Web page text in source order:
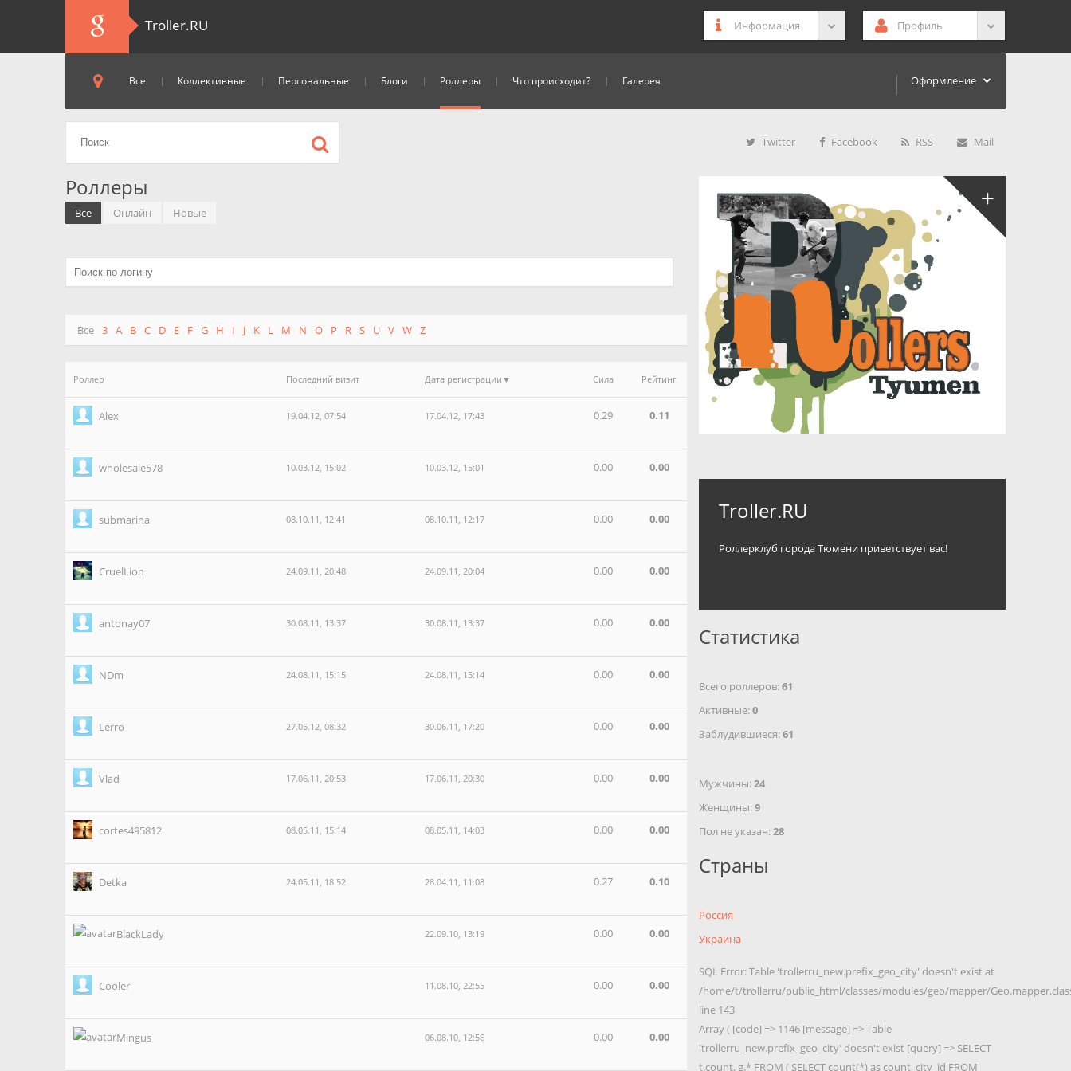
Troller.RU Информация Профиль
Все Коллективные Персональные Блоги Роллеры Что происходит? Галерея Оформление
Twitter Facebook RSS Mail
Роллеры
Все Онлайн Новые
Все 3 A B C D E F G H I J K L M N O P R S U V W Z
Роллер Последний визит Дата регистрации Сила Рейтинг
Alex 19.04.12, 07:54 17.04.12, 17:43 0.29 0.11
wholesale578 10.03.12, 15:02 10.03.12, 15:01 0.00 0.00
submarina 08.10.11, 12:41 08.10.11, 12:17 0.00 0.00
CruelLion 24.09.11, 20:48 24.09.11, 20:04 0.00 0.00
antonay07 30.08.11, 13:37 30.08.11, 13:37 0.00 0.00
NDm 24.08.11, 15:15 24.08.11, 15:14 0.00 0.00
Lerro 27.05.12, 08:32 30.06.11, 17:20 0.00 0.00
Vlad 17.06.11, 20:53 17.06.11, 20:30 0.00 0.00
cortes495812 08.05.11, 15:14 08.05.11, 14:03 0.00 0.00
Detka 24.05.11, 18:52 28.04.11, 11:08 0.27 0.10
BlackLady 22.09.10, 13:19 0.00 0.00
Cooler 11.08.10, 22:55 0.00 0.00
Mingus 06.08.10, 12:56 0.00 0.00
Troller.RU
Роллерклуб города Тюмени приветствует вас!
Статистика
Всего роллеров:61
Активные:0
Заблудившиеся:61
Мужчины:24
Женщины:9
Пол не указан:28
Страны
Россия
Украина
SQL Error: Table 'trollerru_new.prefix_geo_city' doesn't exist at
/home/t/trollerru/public_html/classes/modules/geo/mapper/
line 143
Array ( [code] => 1146 [message] => Table
'trollerru_new.prefix_geo_city' doesn't exist [query] => SELECT
t.count, g.* FROM ( SELECT count(*) as count, city_id FROM